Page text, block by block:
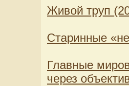
Живой труп
Старинные
Главные
через